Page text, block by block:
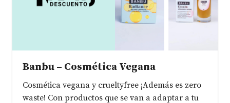
Banbu – Cosmética Vegana
Cosmética vegana y crueltyfree ¡Además es zero
waste! Con productos que se van a adaptar a tu